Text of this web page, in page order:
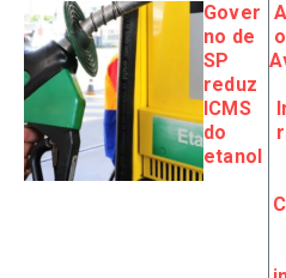
Gover
no de
SP
reduz
ICMS
do
etanol